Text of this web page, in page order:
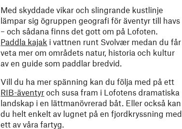
Med skyddade vikar och slingrande kustlinje
lämpar sig ögruppen geografi för äventyr till havs
– och sådana finns det gott om på Lofoten.
Paddla kajak i vattnen runt Svolvær medan du får
veta mer om områdets natur, historia och kultur
av en guide som paddlar bredvid.
Vill du ha mer spänning kan du följa med på ett
RIB-äventyr och susa fram i Lofotens dramatiska
landskap i en lättmanövrerad båt. Eller också kan
du helt enkelt av lugnet på en fjordkryssning med
ett av våra fartyg.